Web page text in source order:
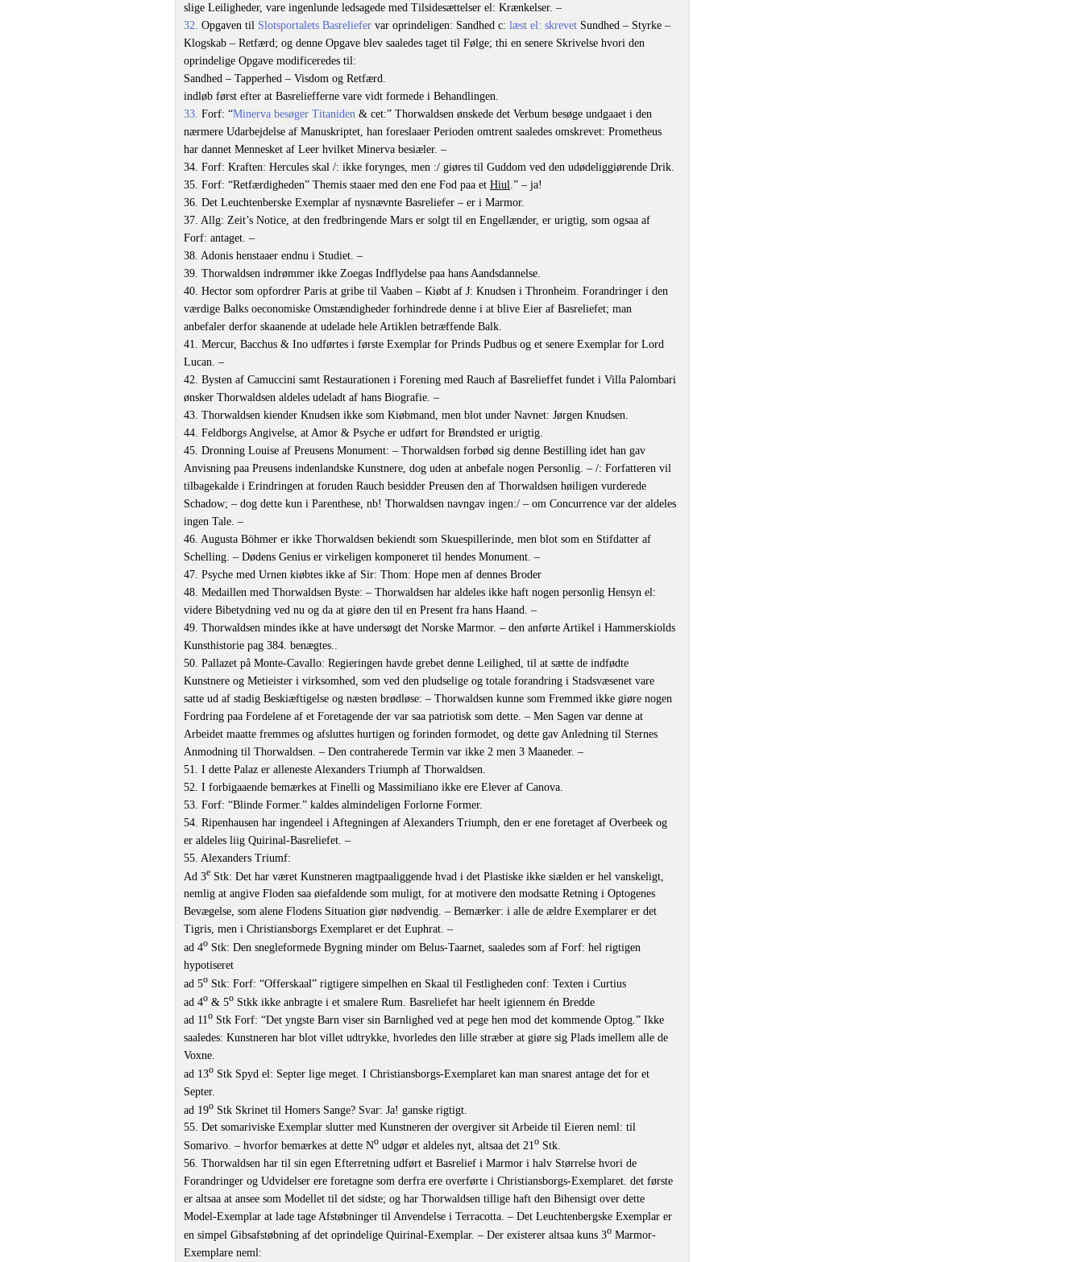
slige Leiligheder, vare ingenlunde ledsagede med Tilsidesættelser el: Krænkelser. –
32. Opgaven til Slotsportalets Basreliefer var oprindeligen: Sandhed c: læst el: skrevet Sundhed – Styrke –
Klogskab – Retfærd; og denne Opgave blev saaledes taget til Følge; thi en senere Skrivelse hvori den
oprindelige Opgave modificeredes til:
Sandhed – Tapperhed – Visdom og Retfærd.
indløb først efter at Basreliefferne vare vidt formede i Behandlingen.
33. Forf: “Minerva besøger Titaniden & cet:” Thorwaldsen ønskede det Verbum besøge undgaaet i den
nærmere Udarbejdelse af Manuskriptet, han foreslaaer Perioden omtrent saaledes omskrevet: Prometheus
har dannet Mennesket af Leer hvilket Minerva besiæler. –
34. Forf: Kraften: Hercules skal /: ikke forynges, men :/ giøres til Guddom ved den udødeliggiørende Drik.
35. Forf: “Retfærdigheden” Themis staaer med den ene Fod paa et Hiul .” – ja!
36. Det Leuchtenberske Exemplar af nysnævnte Basreliefer – er i Marmor.
37. Allg: Zeit’s Notice, at den fredbringende Mars er solgt til en Engellænder, er urigtig, som ogsaa af
Forf: antaget. –
38. Adonis henstaaer endnu i Studiet. –
39. Thorwaldsen indrømmer ikke Zoegas Indflydelse paa hans Aandsdannelse.
40. Hector som opfordrer Paris at gribe til Vaaben – Kiøbt af J: Knudsen i Thronheim. Forandringer i den
værdige Balks oeconomiske Omstændigheder forhindrede denne i at blive Eier af Basreliefet; man
anbefaler derfor skaanende at udelade hele Artiklen betræffende Balk.
41. Mercur, Bacchus & Ino udførtes i første Exemplar for Prinds Pudbus og et senere Exemplar for Lord
Lucan. –
42. Bysten af Camuccini samt Restaurationen i Forening med Rauch af Basrelieffet fundet i Villa Palombari
ønsker Thorwaldsen aldeles udeladt af hans Biografie. –
43. Thorwaldsen kiender Knudsen ikke som Kiøbmand, men blot under Navnet: Jørgen Knudsen.
44. Feldborgs Angivelse, at Amor & Psyche er udført for Brøndsted er urigtig.
45. Dronning Louise af Preusens Monument: – Thorwaldsen forbød sig denne Bestilling idet han gav
Anvisning paa Preusens indenlandske Kunstnere, dog uden at anbefale nogen Personlig. – /: Forfatteren vil
tilbagekalde i Erindringen at foruden Rauch besidder Preusen den af Thorwaldsen høiligen vurderede
Schadow; – dog dette kun i Parenthese, nb! Thorwaldsen navngav ingen:/ – om Concurrence var der aldeles
ingen Tale. –
46. Augusta Böhmer er ikke Thorwaldsen bekiendt som Skuespillerinde, men blot som en Stifdatter af
Schelling. – Dødens Genius er virkeligen komponeret til hendes Monument. –
47. Psyche med Urnen kiøbtes ikke af Sir: Thom: Hope men af dennes Broder
48. Medaillen med Thorwaldsen Byste: – Thorwaldsen har aldeles ikke haft nogen personlig Hensyn el:
videre Bibetydning ved nu og da at giøre den til en Present fra hans Haand. –
49. Thorwaldsen mindes ikke at have undersøgt det Norske Marmor. – den anførte Artikel i Hammerskiolds
Kunsthistorie pag 384. benægtes..
50. Pallazet på Monte-Cavallo: Regieringen havde grebet denne Leilighed, til at sætte de indfødte
Kunstnere og Metieister i virksomhed, som ved den pludselige og totale forandring i Stadsvæsenet vare
satte ud af stadig Beskiæftigelse og næsten brødløse: – Thorwaldsen kunne som Fremmed ikke giøre nogen
Fordring paa Fordelene af et Foretagende der var saa patriotisk som dette. – Men Sagen var denne at
Arbeidet maatte fremmes og afsluttes hurtigen og forinden formodet, og dette gav Anledning til Sternes
Anmodning til Thorwaldsen. – Den contraherede Termin var ikke 2 men 3 Maaneder. –
51. I dette Palaz er alleneste Alexanders Triumph af Thorwaldsen.
52. I forbigaaende bemærkes at Finelli og Massimiliano ikke ere Elever af Canova.
53. Forf: “Blinde Former.” kaldes almindeligen Forlorne Former.
54. Ripenhausen har ingendeel i Aftegningen af Alexanders Triumph, den er ene foretaget af Overbeek og
er aldeles liig Quirinal-Basreliefet. –
55. Alexanders Triumf:
Ad 3e Stk: Det har været Kunstneren magtpaaliggende hvad i det Plastiske ikke siælden er hel vanskeligt,
nemlig at angive Floden saa øiefaldende som muligt, for at motivere den modsatte Retning i Optogenes
Bevægelse, som alene Flodens Situation giør nødvendig. – Bemærker: i alle de ældre Exemplarer er det
Tigris, men i Christiansborgs Exemplaret er det Euphrat. –
ad 4o Stk: Den snegleformede Bygning minder om Belus-Taarnet, saaledes som af Forf: hel rigtigen
hypotiseret
ad 5o Stk: Forf: “Offerskaal” rigtigere simpelhen en Skaal til Festligheden conf: Texten i Curtius
ad 4o & 5o Stkk ikke anbragte i et smalere Rum. Basreliefet har heelt igiennem én Bredde
ad 11 o Stk Forf: “Det yngste Barn viser sin Barnlighed ved at pege hen mod det kommende Optog.” Ikke
saaledes: Kunstneren har blot villet udtrykke, hvorledes den lille stræber at giøre sig Plads imellem alle de
Voxne.
ad 13o Stk Spyd el: Septer lige meget. I Christiansborgs-Exemplaret kan man snarest antage det for et
Septer.
ad 19o Stk Skrinet til Homers Sange? Svar: Ja! ganske rigtigt.
55. Det somariviske Exemplar slutter med Kunstneren der overgiver sit Arbeide til Eieren neml: til
Somarivo. – hvorfor bemærkes at dette No udgør et aldeles nyt, altsaa det 21 o Stk.
56. Thorwaldsen har til sin egen Efterretning udført et Basrelief i Marmor i halv Størrelse hvori de
Forandringer og Udvidelser ere foretagne som derfra ere overførte i Christiansborgs-Exemplaret. det første
er altsaa at ansee som Modellet til det sidste; og har Thorwaldsen tillige haft den Bihensigt over dette
Model-Exemplar at lade tage Afstøbninger til Anvendelse i Terracotta. – Det Leuchtenbergske Exemplar er
en simpel Gibsafstøbning af det oprindelige Quirinal-Exemplar. – Der existerer altsaa kuns 3o Marmor-
Exemplare neml: